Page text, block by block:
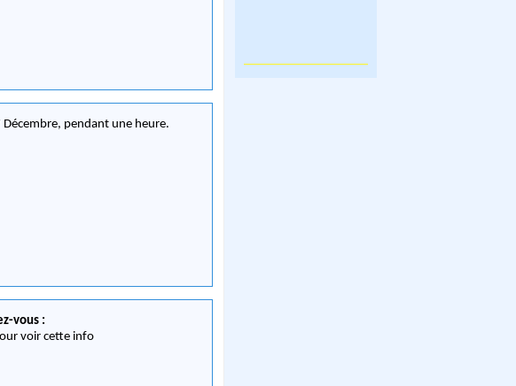
pendant une heure.
vous :
voir cette info